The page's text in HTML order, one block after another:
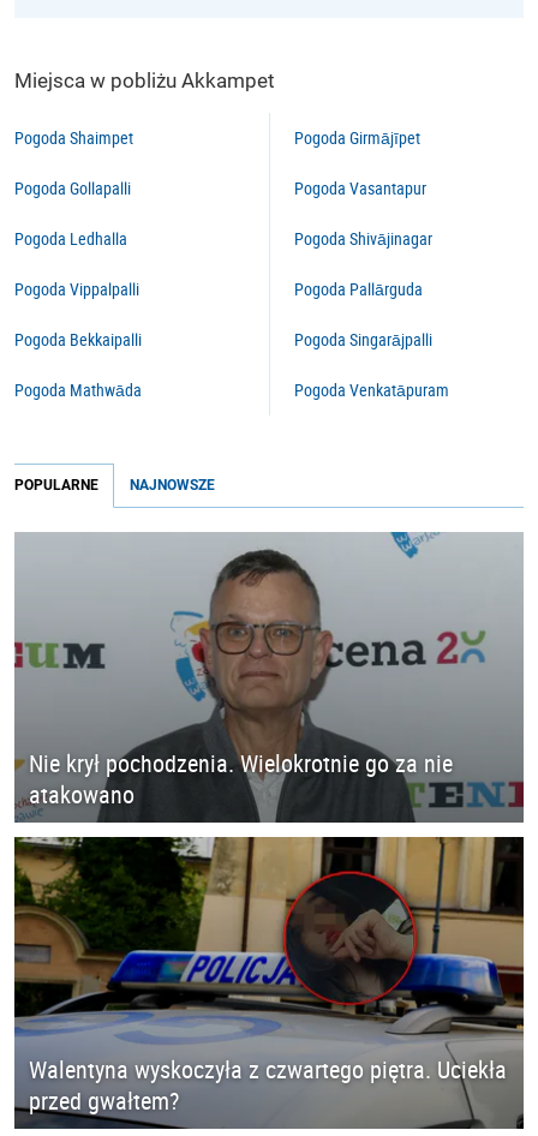
Miejsca w pobliżu Akkampet
Pogoda Shaimpet
Pogoda Gollapalli
Pogoda Ledhalla
Pogoda Vippalpalli
Pogoda Bekkaipalli
Pogoda Mathwāda
Pogoda Girmājīpet
Pogoda Vasantapur
Pogoda Shivājinagar
Pogoda Pallārguda
Pogoda Singarājpalli
Pogoda Venkatāpuram
POPULARNE NAJNOWSZE
Nie krył pochodzenia. Wielokrotnie go za nie
atakowano
Walentyna wyskoczyła z czwartego piętra. Uciekła
przed gwałtem?